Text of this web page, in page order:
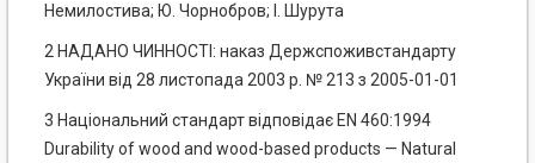
Немилостива; Ю. Чорнобров; І. Шурута
2 НАДАНО ЧИННОСТІ: наказ Держспоживстандарту
України від 28 листопада 2003 р. № 213 з 2005-01-01
3 Національний стандарт відповідає EN 460:1994
Durability of wood and wood-based products — Natural